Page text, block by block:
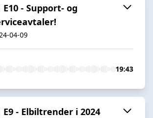
E10 - Support- og
04-09
19:43
E9 - Elbiltrender i 2024